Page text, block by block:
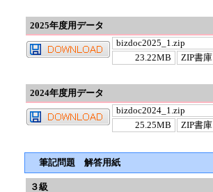
2025年度用データ
bizdoc2025_1.zip
23.22MB
ZIP書庫
2024年度用データ
bizdoc2024_1.zip
25.25MB
ZIP書庫
筆記問題 解答用紙
３級